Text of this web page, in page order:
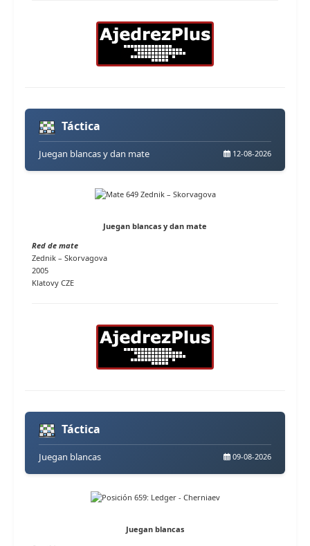
Táctica
Juegan blancas y dan mate 12-08-2026
Juegan blancas y dan mate
Red de mate
Zednik – Skorvagova
2005
Klatovy CZE
Táctica
Juegan blancas 09-08-2026
Juegan blancas